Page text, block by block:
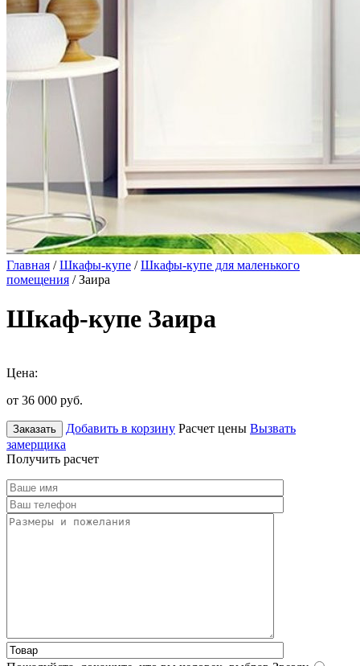
Главная /Шкафы-купе /Шкафы-купе для маленького
помещения / Заира
Шкаф-купе Заира
Цена:
от 36 000 руб.
Заказать Добавить в корзину Расчет цены Вызвать
замерщика
Получить расчет